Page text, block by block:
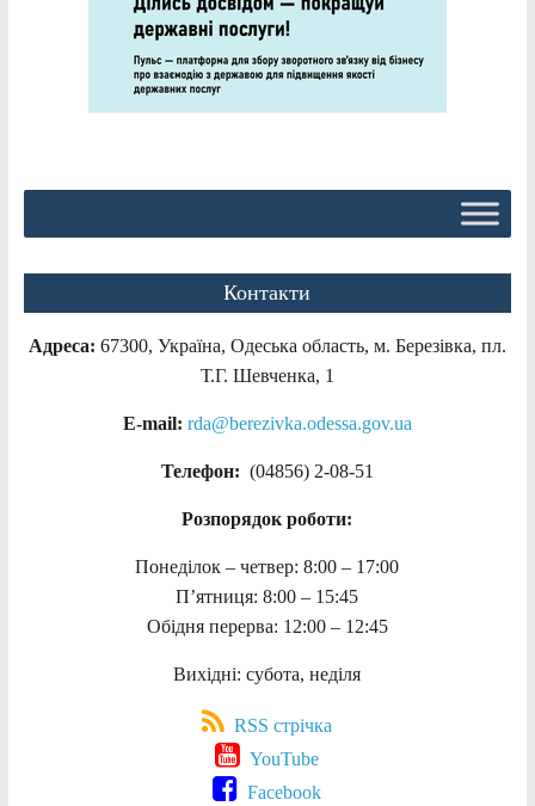
Контакти
Адреса: 67300, Україна, Одеська область, м. Березівка, пл.
Т.Г. Шевченка, 1
E-mail: rda@berezivka.odessa.gov.ua
Телефон: (04856) 2-08-51
Розпорядок роботи:
Понеділок – четвер: 8:00 – 17:00
П’ятниця: 8:00 – 15:45
Обідня перерва: 12:00 – 12:45
Вихідні: субота, неділя
RSS стрічка
YouTube
Facebook